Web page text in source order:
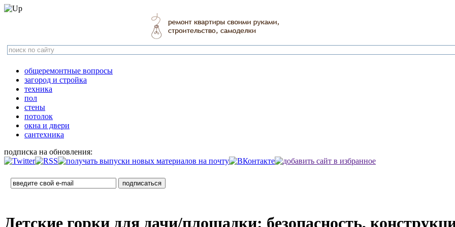
общеремонтные вопросы
загород и стройка
техника
пол
стены
потолок
окна и двери
сантехника
подписка на обновления:
Детские горки для дачи/площадки: безопасность,